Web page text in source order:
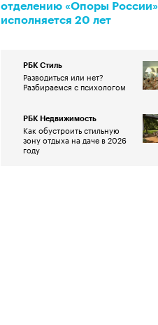
отделению «Опоры России»
исполняется 20 лет
РБК Стиль
Разводиться или нет?
Разбираемся с психологом
РБК Недвижимость
Как обустроить стильную
зону отдыха на даче в 2026
году